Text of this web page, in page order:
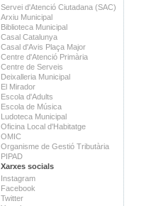
Servei d'Atenció Ciutadana (SAC)
Arxiu Municipal
Biblioteca Municipal
Casal Catalunya
Casal d'Avis Plaça Major
Centre d'Atenció Primària
Centre de Serveis
Deixalleria Municipal
El Mirador
Escola d'Adults
Escola de Música
Ludoteca Municipal
Oficina Local d'Habitatge
OMIC
Organisme de Gestió Tributària
PIPAD
Xarxes socials
Instagram
Facebook
Twitter